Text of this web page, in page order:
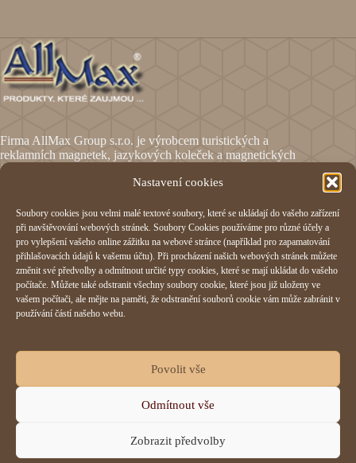
Nastavení cookies
Soubory cookies jsou velmi malé textové soubory, které se ukládají do vašeho zařízení
při navštěvování webových stránek. Soubory Cookies používáme pro různé účely a
pro vylepšení vašeho online zážitku na webové stránce (například pro zapamatování
přihlašovacích údajů k vašemu účtu). Při procházení našich webových stránek můžete
změnit své předvolby a odmítnout určité typy cookies, které se mají ukládat do vašeho
počítače. Můžete také odstranit všechny soubory cookie, které jsou již uloženy ve
vašem počítači, ale mějte na paměti, že odstranění souborů cookie vám může zabránit v
používání částí našeho webu.
Povolit vše
Odmítnout vše
Zobrazit předvolby
Firma AllMax Group s.r.o. je výrobcem turistických a
reklamních magnetek, jazykových koleček a magnetických
fólií.
Informace
Obchodní podmínky
Reklamační formulář
Odstoupení od smlouvy
Ochrana osobních údajů
Cookies
Hornomlýnská 832,
+420 577 214 355
allmax@allmax.cz